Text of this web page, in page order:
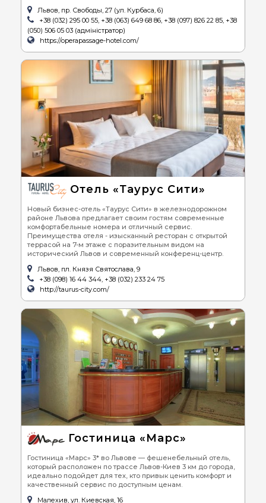
Львов, пр. Свободы, 27 (ул. Курбаса, 6)
+38 (032) 295 00 55, +38 (063) 649 68 86, +38 (097) 826 22 85, +38
(050) 506 05 03 (адміністратор)
https://operapassage-hotel.com/
Отель «Таурус Сити»
Новый бизнес-отель «Таурус Сити» в железнодорожном
районе Львова предлагает своим гостям современные
комфортабельные номера и отличный сервис.
Преимущества отеля - изысканный ресторан с открытой
террасой на 7-м этаже с поразительным видом на
исторический Львов и современный конференц-центр.
Львов, пл. Князя Святослава, 9
+38 (098) 16 44 344, +38 (032) 233 24 75
http://taurus-city.com/
Гостиница «Марс»
Гостиница «Марс» 3* во Львове — фешенебельный отель,
который расположен по трассе Львов-Киев 3 км до города,
идеально подойдет для тех, кто привык ценить комфорт и
качественный сервис по доступным ценам.
Малехив, ул. Киевская, 16